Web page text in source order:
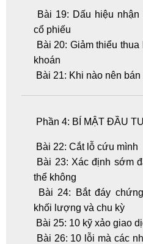
Bài 19: Dấu hiệu
cổ phiếu
Bài 20: Giảm thiểu
khoán
Bài 21: Khi nào nên
Phần 4: BÍ MẬT ĐẦU
Bài 22: Cắt lỗ cứu mình
Bài 23: Xác định sớm
thể không
Bài 24: Bắt đáy
khối lượng và chu kỳ
Bài 25: 10 kỹ xảo giao
Bài 26: 10 lỗi mà các